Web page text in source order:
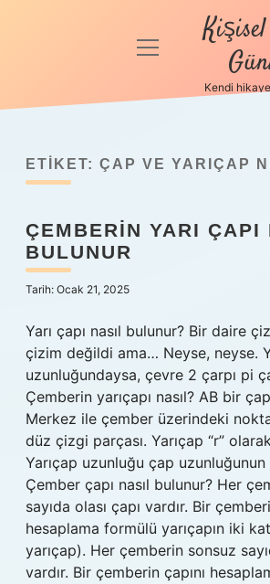
Anasayfa
Politikası
Hakkımızda
menüyü
Kendi
ETIKET: ÇAP VE YARIÇAP
ÇEMBERIN YARI ÇAPI
BULUNUR
Tarih: Ocak 21, 2025
Yarı çapı nasıl bulunur? Bir daire
çizim değildi ama… Neyse, neyse.
uzunluğundaysa, çevre 2 çarpı pi
Çemberin yarıçapı nasıl? AB bir
Merkez ile çember üzerindeki
düz çizgi parçası. Yarıçap “r” olarak
Yarıçap uzunluğu çap uzunluğunun
Çember çapı nasıl bulunur? Her
sayıda olası çapı vardır. Bir
hesaplama formülü yarıçapın iki
yarıçap). Her çemberin sonsuz
vardır. Bir çemberin çapını